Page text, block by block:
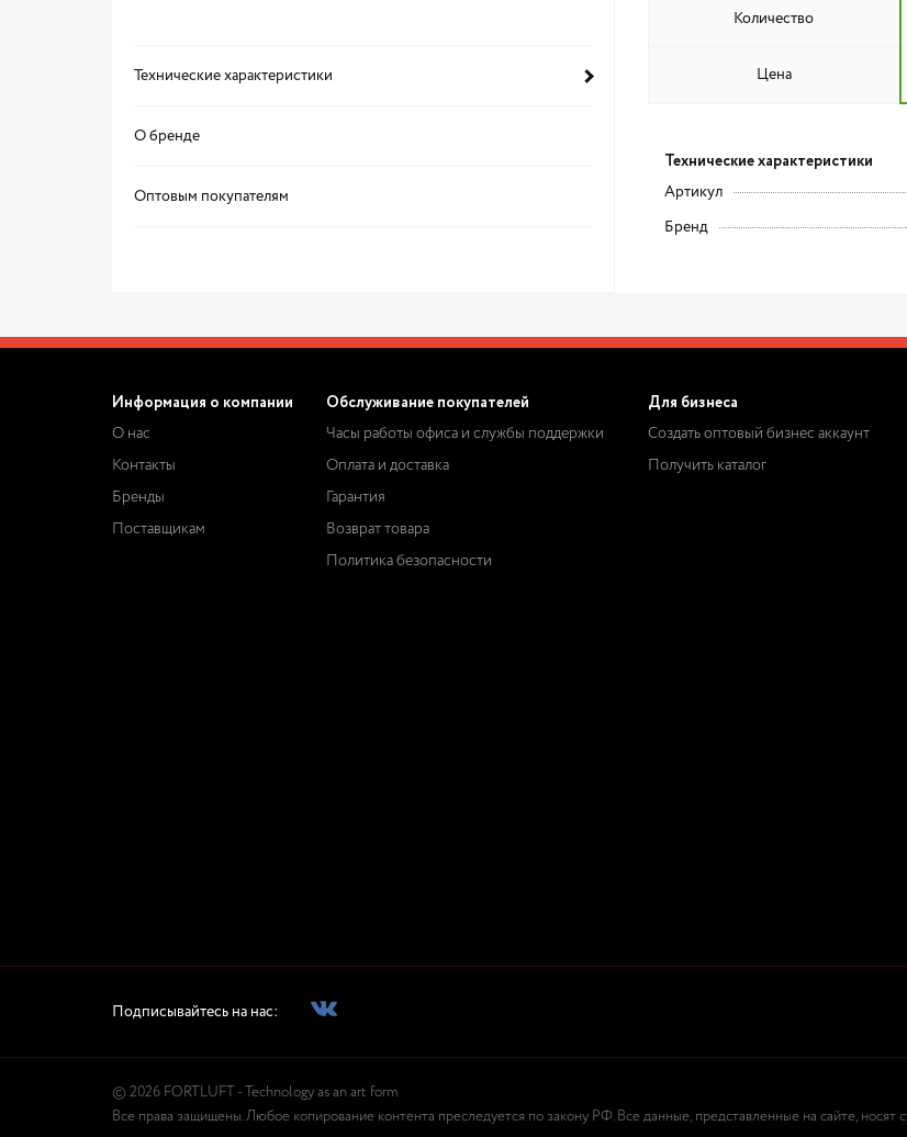
Технические характеристики
О бренде
Оптовым покупателям
Количество
Цена
Технические характеристики
Артикул
Бренд
Информация о компании
О нас
Контакты
Бренды
Поставщикам
Обслуживание покупателей
Часы работы офиса и службы поддержки
Оплата и доставка
Гарантия
Возврат товара
Политика безопасности
Для бизнеса
Создать оптовый бизнес аккаунт
Получить каталог
Подписывайтесь на нас:
© 2026 FORTLUFT - Technology as an art form
Все права защищены. Любое копирование контента преследуется по закону РФ. Все данные, представленные на сайте,